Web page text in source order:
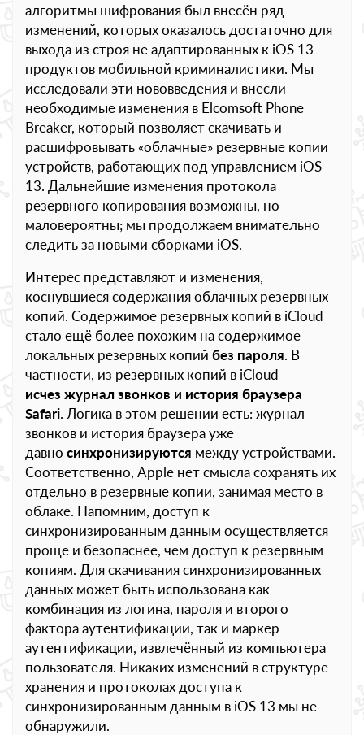
алгоритмы шифрования был внесён ряд
изменений, которых оказалось достаточно для
выхода из строя не адаптированных к iOS 13
продуктов мобильной криминалистики. Мы
исследовали эти нововведения и внесли
необходимые изменения в Elcomsoft Phone
Breaker, который позволяет скачивать и
расшифровывать «облачные» резервные копии
устройств, работающих под управлением iOS
13. Дальнейшие изменения протокола
резервного копирования возможны, но
маловероятны; мы продолжаем внимательно
следить за новыми сборками iOS.
Интерес представляют и изменения,
коснувшиеся содержания облачных резервных
копий. Содержимое резервных копий в iCloud
стало ещё более похожим на содержимое
локальных резервных копий без пароля. В
частности, из резервных копий в iCloud
исчез журнал звонков и история браузера
Safari. Логика в этом решении есть: журнал
звонков и история браузера уже
давно синхронизируются между устройствами.
Соответственно, Apple нет смысла сохранять их
отдельно в резервные копии, занимая место в
облаке. Напомним, доступ к
синхронизированным данным осуществляется
проще и безопаснее, чем доступ к резервным
копиям. Для скачивания синхронизированных
данных может быть использована как
комбинация из логина, пароля и второго
фактора аутентификации, так и маркер
аутентификации, извлечённый из компьютера
пользователя. Никаких изменений в структуре
хранения и протоколах доступа к
синхронизированным данным в iOS 13 мы не
обнаружили.